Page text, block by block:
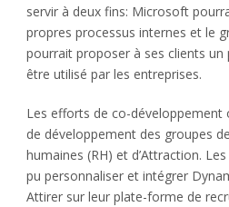
servir à deux fins: Microsoft
propres processus internes et le
pourrait proposer à ses clients
être utilisé par les entreprises.
Les efforts de co-développement
de développement des groupes
humaines (RH) et d’Attraction.
pu personnaliser et intégrer
Attirer sur leur plate-forme de